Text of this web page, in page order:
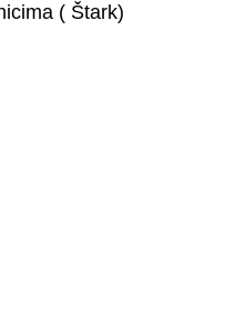
( Štark)